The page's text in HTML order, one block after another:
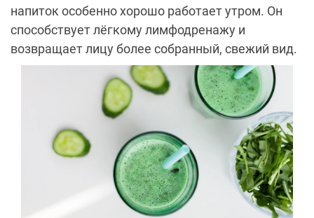
напиток особенно хорошо работает утром. Он
способствует лёгкому лимфодренажу и
возвращает лицу более собранный, свежий вид.